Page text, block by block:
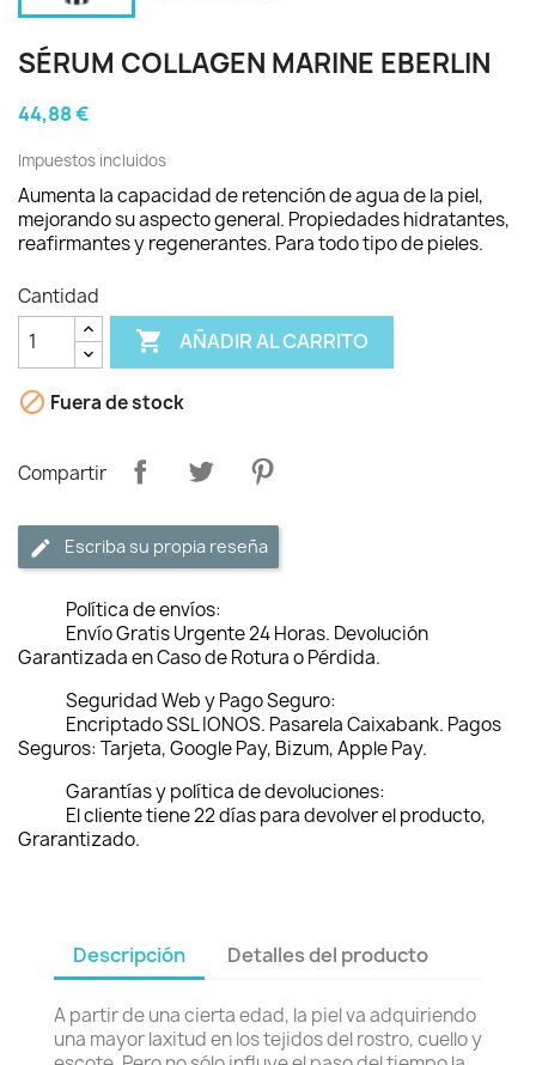
SÉRUM COLLAGEN MARINE EBERLIN
44,88 €
Impuestos incluidos
Aumenta la capacidad de retención de agua de la piel,
mejorando su aspecto general. Propiedades hidratantes,
reafirmantes y regenerantes. Para todo tipo de pieles.
Cantidad
 AÑADIR AL CARRITO
 Fuera de stock
Compartir
Escriba su propia reseña
Política de envíos:
Envío Gratis Urgente 24 Horas. Devolución
Garantizada en Caso de Rotura o Pérdida.
Seguridad Web y Pago Seguro:
Encriptado SSL IONOS. Pasarela Caixabank. Pagos
Seguros: Tarjeta, Google Pay, Bizum, Apple Pay.
Garantías y política de devoluciones:
El cliente tiene 22 días para devolver el producto,
Grarantizado.
Descripción Detalles del producto
A partir de una cierta edad, la piel va adquiriendo
una mayor laxitud en los tejidos del rostro, cuello y